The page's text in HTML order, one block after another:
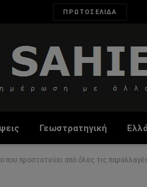
ΠΡΩΤΟΣΕΛΙΔΑ
Γεωστρατηγική
που προστατεύει από όλες τις